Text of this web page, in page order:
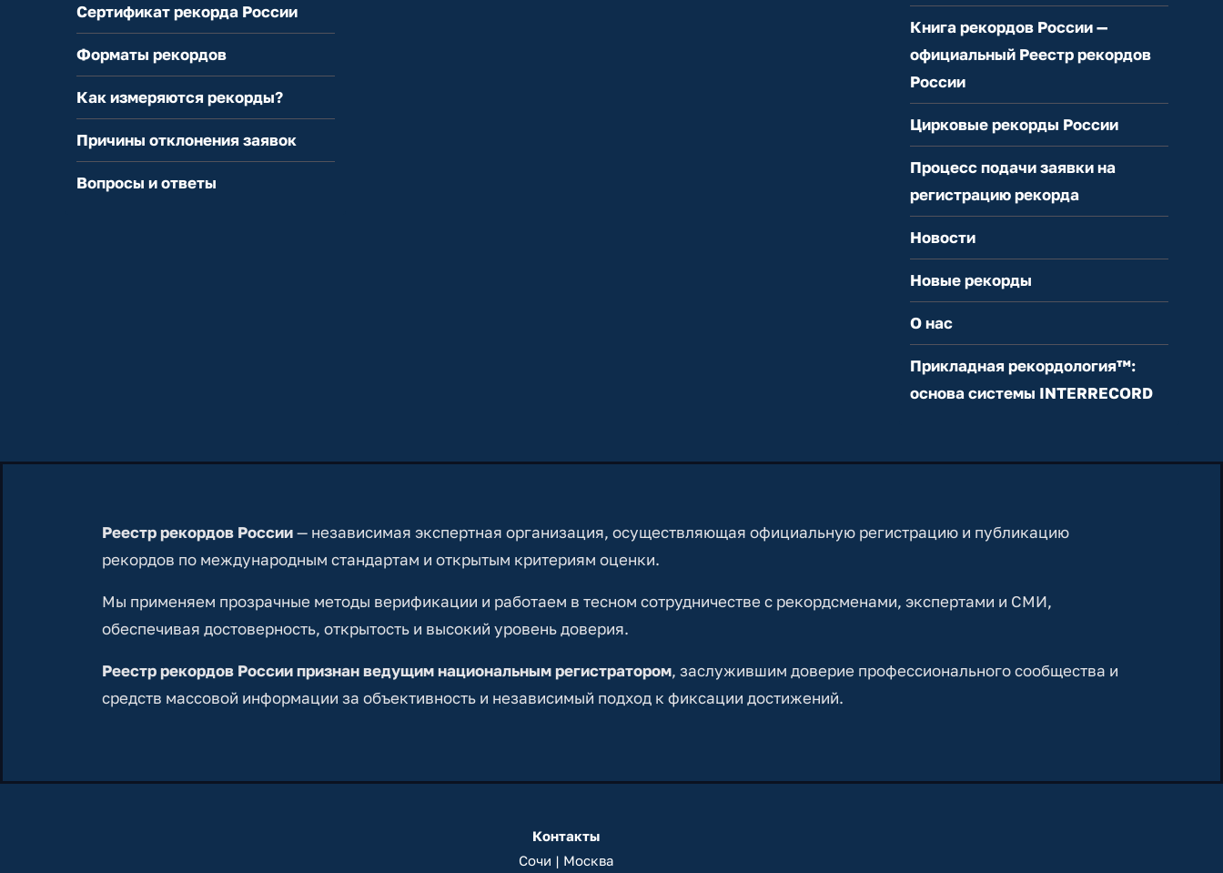
Сертификат рекорда России
Форматы рекордов
Как измеряются рекорды?
Причины отклонения заявок
Вопросы и ответы
Книга рекордов России —
официальный Реестр рекордов
России
Цирковые рекорды России
Процесс подачи заявки на
регистрацию рекорда
Новости
Новые рекорды
О нас
Прикладная рекордология™:
основа системы INTERRECORD
Реестр рекордов России— независимая экспертная организация, осуществляющая официальную регистрацию и публикацию
рекордов по международным стандартам и открытым критериям оценки.
Мы применяем прозрачные методы верификации и работаем в тесном сотрудничестве с рекордсменами, экспертами и СМИ,
обеспечивая достоверность, открытость и высокий уровень доверия.
Реестр рекордов России признан ведущим национальным регистратором, заслужившим доверие профессионального сообщества и
средств массовой информации за объективность и независимый подход к фиксации достижений.
Контакты
Сочи | Москва